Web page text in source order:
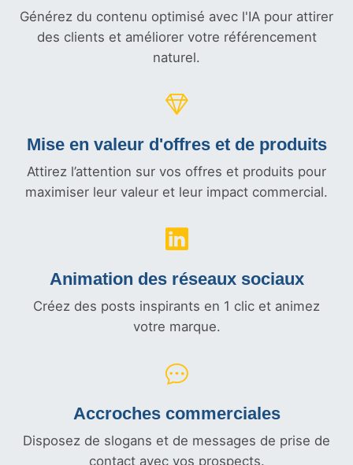
Générez du contenu optimisé avec l'IA pour attirer
des clients et améliorer votre référencement
naturel.
Mise en valeur d'offres et de produits
Attirez l’attention sur vos offres et produits pour
maximiser leur valeur et leur impact commercial.
Animation des réseaux sociaux
Créez des posts inspirants en 1 clic et animez
votre marque.
Accroches commerciales
Disposez de slogans et de messages de prise de
contact avec vos prospects.